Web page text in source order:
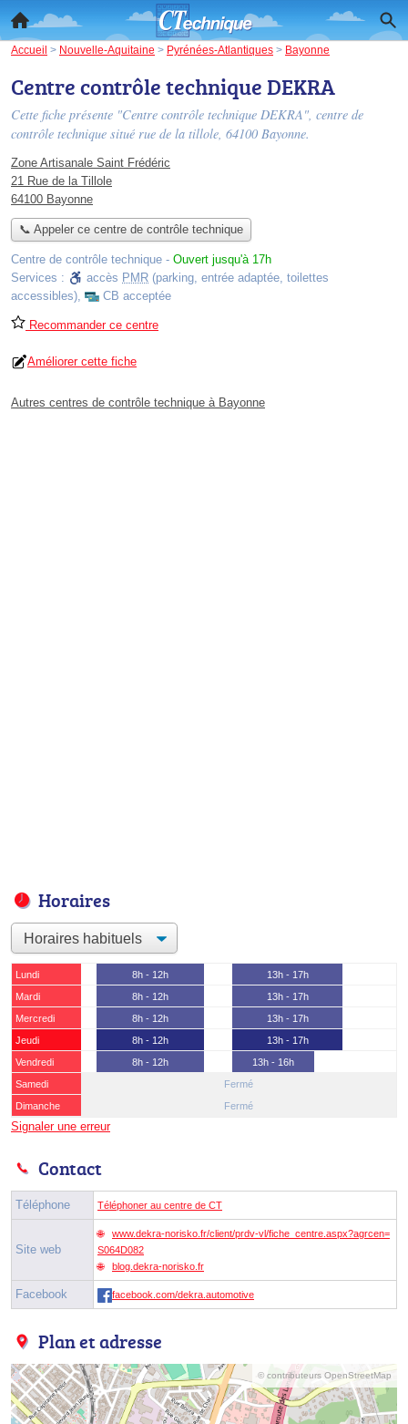
Accueil > Nouvelle-Aquitaine > Pyrénées-Atlantiques > Bayonne
Centre contrôle technique DEKRA
Cette fiche présente "Centre contrôle technique DEKRA", centre de
contrôle technique situé rue de la tillole, 64100 Bayonne.
Zone Artisanale Saint Frédéric
21 Rue de la Tillole
64100 Bayonne
📞 Appeler ce centre de contrôle technique
Centre de contrôle technique - Ouvert jusqu'à 17h
Services :
accès PMR (parking, entrée adaptée, toilettes
accessibles), CB acceptée
Recommander ce centre
Améliorer cette fiche
Autres centres de contrôle technique à Bayonne
Horaires
Lundi 8h - 12h
13h - 17h
Mardi
8h - 12h
13h - 17h
Mercredi
8h - 12h
13h - 17h
Jeudi
8h - 12h
13h - 17h
Vendredi
8h - 12h
13h - 16h
Samedi
Fermé
Dimanche
Fermé
Signaler une erreur
Contact
Téléphone Téléphoner au centre de CT
Site web
www.dekra-norisko.fr/client/prdv-vl/fiche_centre.aspx?agrcen=
S064D082
blog.dekra-norisko.fr
Facebook facebook.com/dekra.automotive
Plan et adresse
© contributeurs OpenStreetMap